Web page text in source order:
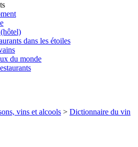
dans les étoiles
du monde
vins et alcools > Dictionnaire du vin